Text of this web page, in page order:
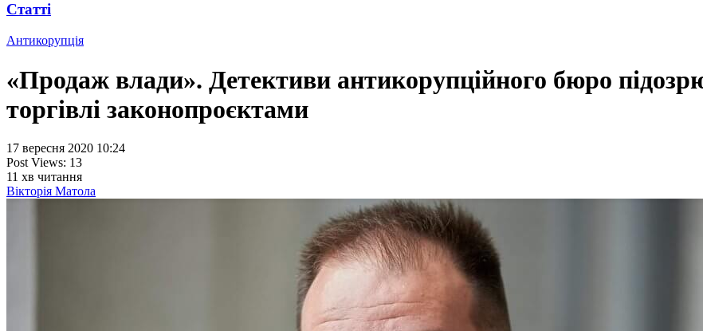
Статті
Антикорупція
«Продаж влади». Детективи антикорупційного бюро
торгівлі законопроєктами
17 вересня 2020 10:24
Post Views: 13
11 хв читання
Вікторія Матола